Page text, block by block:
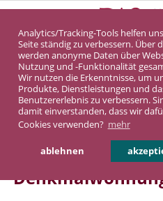
Analytics/Tracking-Tools helfen
Seite ständig zu verbessern. Über
werden anonyme Daten über
Nutzung und -Funktionalität
Wir nutzen die Erkenntnisse, um
Produkte, Dienstleistungen und
Benutzererlebnis zu verbessern.
damit einverstanden, dass wir
Cookies verwenden? mehr
ablehnen
Denkmalimmobilie
DASINVEST Service